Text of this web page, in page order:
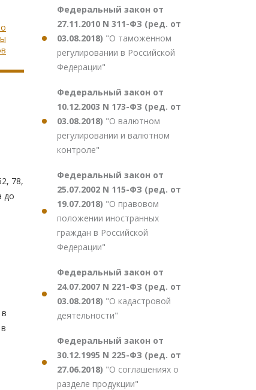
78,
до
Федеральный закон от
27.11.2010 N 311-ФЗ (ред. от
03.08.2018) "О таможенном
регулировании в Российской
Федерации"
Федеральный закон от
10.12.2003 N 173-ФЗ (ред. от
03.08.2018) "О валютном
регулировании и валютном
контроле"
Федеральный закон от
25.07.2002 N 115-ФЗ (ред. от
19.07.2018) "О правовом
положении иностранных
граждан в Российской
Федерации"
Федеральный закон от
24.07.2007 N 221-ФЗ (ред. от
03.08.2018) "О кадастровой
деятельности"
Федеральный закон от
30.12.1995 N 225-ФЗ (ред. от
27.06.2018) "О соглашениях о
разделе продукции"